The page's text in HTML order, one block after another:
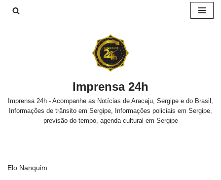
Imprensa 24h
Imprensa 24h - Acompanhe as Notícias de Aracaju, Sergipe e do Brasil,
Informações de trânsito em Sergipe, Informações policiais em Sergipe,
previsão do tempo, agenda cultural em Sergipe
Elo Nanquim